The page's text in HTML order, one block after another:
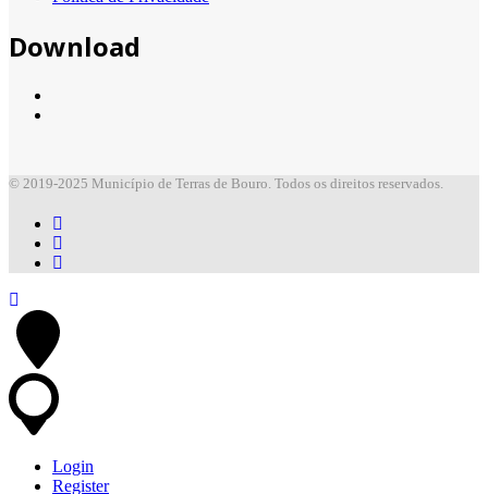
Download
© 2019-2025 Município de Terras de Bouro. Todos os direitos reservados.
Login
Register